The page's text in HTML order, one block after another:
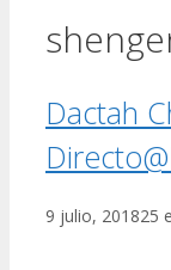
Dactah
9 julio, 201825